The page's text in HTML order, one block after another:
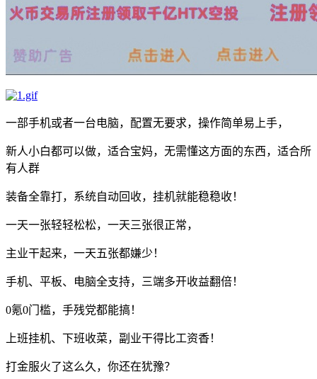
一部手机或者一台电脑，配置无要求，操作简单易上手，
新人小白都可以做，适合宝妈，无需懂这方面的东西，适合所
有人群
装备全靠打，系统自动回收，挂机就能稳稳收！
一天一张轻轻松松，一天三张很正常，
主业干起来，一天五张都嫌少！
手机、平板、电脑全支持，三端多开收益翻倍！
0氪0门槛，手残党都能搞！
上班挂机、下班收菜，副业干得比工资香！
打金服火了这么久，你还在犹豫？